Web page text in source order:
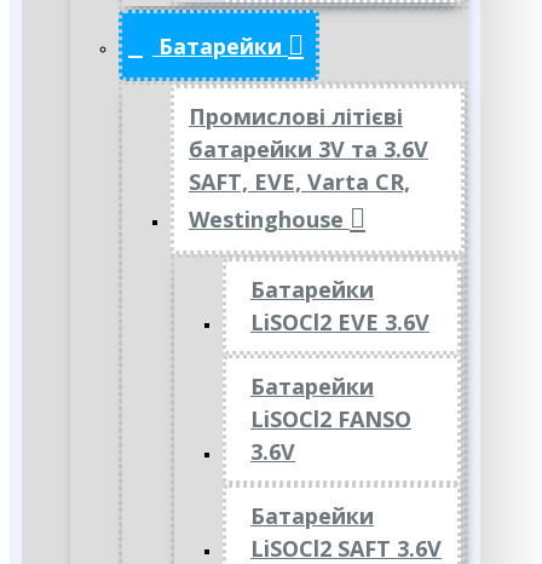
Батарейки
Промислові літієві
батарейки 3V та 3.6V
SAFT, EVE, Varta CR,
Westinghouse
Батарейки
LiSOCl2 EVE 3.6V
Батарейки
LiSOCl2 FANSO
3.6V
Батарейки
LiSOCl2 SAFT 3.6V